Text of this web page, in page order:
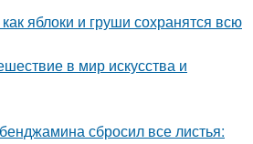
яблоки и груши сохранятся всю
в мир искусства и
сбросил все листья: